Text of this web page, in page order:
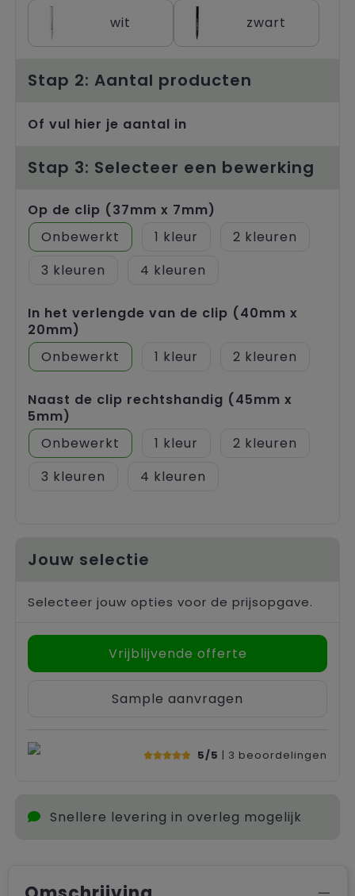
wit zwart
Stap 2: Aantal producten
Of vul hier je aantal in
Stap 3: Selecteer een bewerking
Op de clip (37mm x 7mm)
Onbewerkt
1
2
3
4
In het verlengde van de clip (40mm x
20mm)
Onbewerkt
1 2
Naast de clip rechtshandig (45mm x
5mm)
Onbewerkt
1
2
3
4
Jouw selectie
Selecteer jouw opties voor de prijsopgave.
Vrijblijvende offerte
Sample aanvragen
5/5 | 3 beoordelingen
Snellere levering in overleg mogelijk